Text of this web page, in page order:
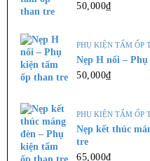
TẤM NHỰA GIẢ GỖ,
Tấm ốp nhựa
160,000₫–
LỰA CHỌN CÁC
50,000₫
PHỤ KIỆN TẤM ỐP
Nẹp H nối –
50,000₫
PHỤ KIỆN TẤM ỐP
Nẹp kết thúc
tre
65,000₫